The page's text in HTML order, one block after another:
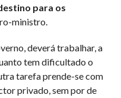
para os
ministro.
deverá trabalhar, a
tem dificultado o
tarefa prende-se com
privado, sem por de